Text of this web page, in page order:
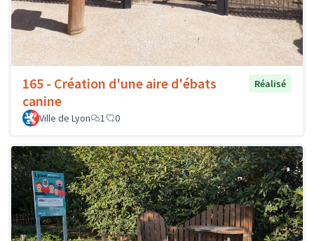
165 - Création d'une aire d'ébats
canine
Réalisé
Ville de Lyon 1 0